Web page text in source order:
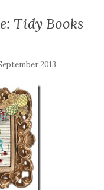
Tidy Books
2013